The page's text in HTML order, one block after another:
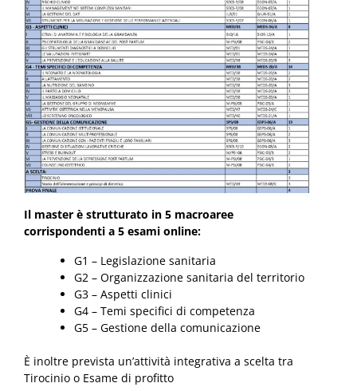
Il master è strutturato in 5 macroaree
corrispondenti a 5 esami online:
G1 – Legislazione sanitaria
G2 – Organizzazione sanitaria del territorio
G3 – Aspetti clinici
G4 – Temi specifici di competenza
G5 – Gestione della comunicazione
È inoltre prevista un’attività integrativa a scelta tra
Tirocinio o Esame di profitto